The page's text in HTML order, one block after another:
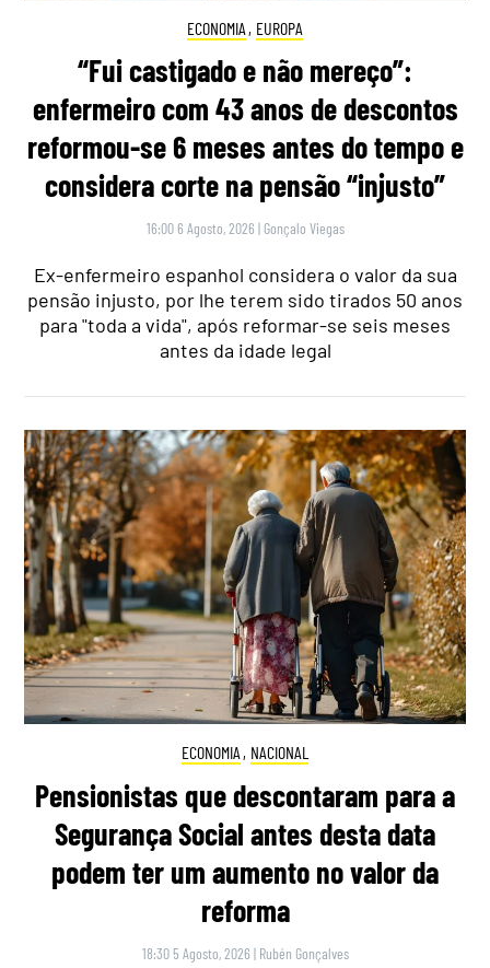
ECONOMIA , EUROPA
“Fui castigado e não mereço”:
enfermeiro com 43 anos de descontos
reformou-se 6 meses antes do tempo e
considera corte na pensão “injusto”
16:00 6 Agosto, 2026 | Gonçalo Viegas
Ex-enfermeiro espanhol considera o valor da sua
pensão injusto, por lhe terem sido tirados 50 anos
para "toda a vida", após reformar-se seis meses
antes da idade legal
ECONOMIA , NACIONAL
Pensionistas que descontaram para a
Segurança Social antes desta data
podem ter um aumento no valor da
reforma
18:30 5 Agosto, 2026 | Rubén Gonçalves